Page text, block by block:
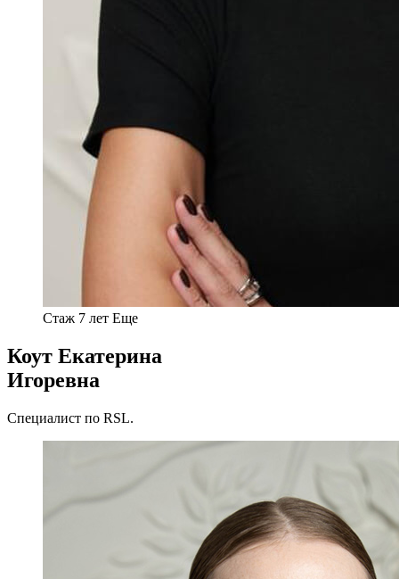
Стаж 7 лет Еще
Коут Екатерина
Игоревна
Специалист по RSL.